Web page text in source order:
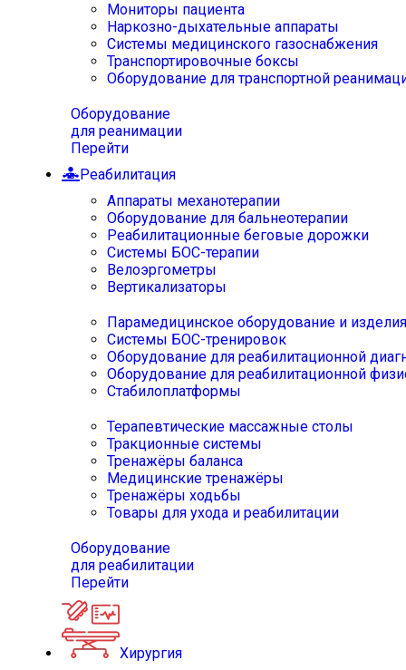
Мониторы пациента
Наркозно-дыхательные аппараты
Системы медицинского газоснабжения
Транспортировочные боксы
Оборудование для транспортной
Оборудование
для реанимации
Перейти
Реабилитация
Аппараты механотерапии
Оборудование для бальнеотерапии
Реабилитационные беговые дорожки
Системы БОС-терапии
Велоэргометры
Вертикализаторы
Парамедицинское оборудование и изделия
Системы БОС-тренировок
Оборудование для реабилитационной
Оборудование для реабилитационной
Стабилоплатформы
Терапевтические массажные столы
Тракционные системы
Тренажёры баланса
Медицинские тренажёры
Тренажёры ходьбы
Товары для ухода и реабилитации
Оборудование
для реабилитации
Перейти
Хирургия